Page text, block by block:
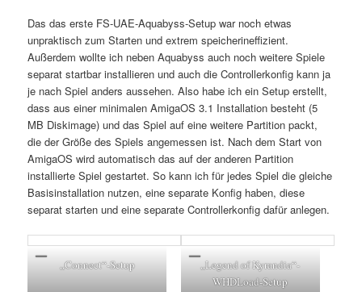
Das das erste FS-UAE-Aquabyss-Setup war noch etwas
unpraktisch zum Starten und extrem speicherineffizient.
Außerdem wollte ich neben Aquabyss auch noch weitere Spiele
separat startbar installieren und auch die Controllerkonfig kann ja
je nach Spiel anders aussehen. Also habe ich ein Setup erstellt,
dass aus einer minimalen AmigaOS 3.1 Installation besteht (5
MB Diskimage) und das Spiel auf eine weitere Partition packt,
die der Größe des Spiels angemessen ist. Nach dem Start von
AmigaOS wird automatisch das auf der anderen Partition
installierte Spiel gestartet. So kann ich für jedes Spiel die gleiche
Basisinstallation nutzen, eine separate Konfig haben, diese
separat starten und eine separate Controllerkonfig dafür anlegen.
„Connect“-Setup
„Legend of Kyrandia“-
WHDLoad-Setup